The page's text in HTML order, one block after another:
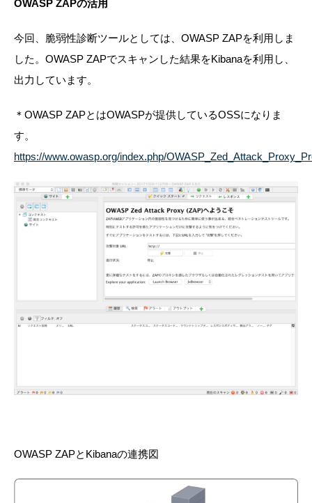
OWASP ZAPの活用
今回、脆弱性診断ツールとしては、OWASP ZAPを利用しま
した。OWASP ZAPでスキャンした結果をKibanaを利用し、
出力しています。
＊OWASP ZAPとはOWASPが提供しているOSSになりま
す。
https://www.owasp.org/index.php/
OWASP ZAPとKibanaの連携図